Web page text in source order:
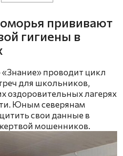
прививают
гигиены в
проводит цикл
для школьников,
оздоровительных лагерях
Юным северянам
свои данные в
мошенников.